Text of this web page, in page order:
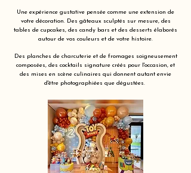
Une expérience gustative pensée comme une extension de
votre décoration. Des gâteaux sculptés sur mesure, des
tables de cupcakes, des candy bars et des desserts élaborés
autour de vos couleurs et de votre histoire.
Des planches de charcuterie et de fromages soigneusement
composées, des cocktails signature créés pour l'occasion, et
des mises en scène culinaires qui donnent autant envie
d'être photographiées que dégustées.